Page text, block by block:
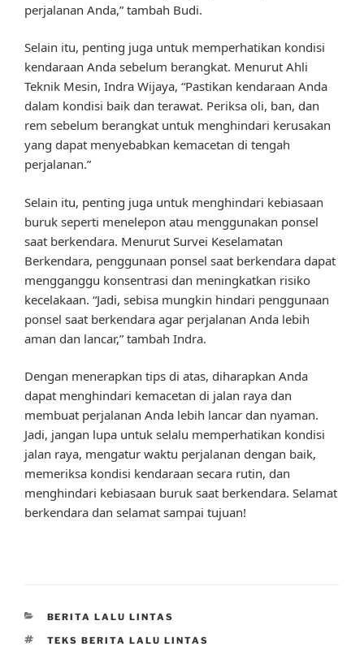
perjalanan Anda,” tambah Budi.
Selain itu, penting juga untuk memperhatikan kondisi
kendaraan Anda sebelum berangkat. Menurut Ahli
Teknik Mesin, Indra Wijaya, “Pastikan kendaraan Anda
dalam kondisi baik dan terawat. Periksa oli, ban, dan
rem sebelum berangkat untuk menghindari kerusakan
yang dapat menyebabkan kemacetan di tengah
perjalanan.”
Selain itu, penting juga untuk menghindari kebiasaan
buruk seperti menelepon atau menggunakan ponsel
saat berkendara. Menurut Survei Keselamatan
Berkendara, penggunaan ponsel saat berkendara dapat
mengganggu konsentrasi dan meningkatkan risiko
kecelakaan. “Jadi, sebisa mungkin hindari penggunaan
ponsel saat berkendara agar perjalanan Anda lebih
aman dan lancar,” tambah Indra.
Dengan menerapkan tips di atas, diharapkan Anda
dapat menghindari kemacetan di jalan raya dan
membuat perjalanan Anda lebih lancar dan nyaman.
Jadi, jangan lupa untuk selalu memperhatikan kondisi
jalan raya, mengatur waktu perjalanan dengan baik,
memeriksa kondisi kendaraan secara rutin, dan
menghindari kebiasaan buruk saat berkendara. Selamat
berkendara dan selamat sampai tujuan!
CATEGORIES
BERITA LALU LINTAS
TAGS
TEKS BERITA LALU LINTAS